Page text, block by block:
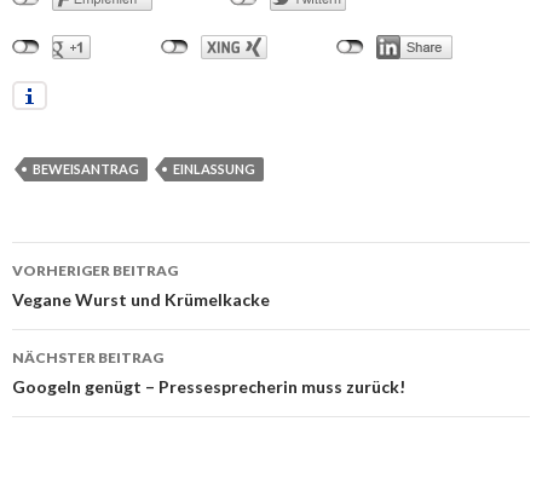
BEWEISANTRAG EINLASSUNG
Beitrags-
Navigation
VORHERIGER BEITRAG
Vegane Wurst und Krümelkacke
NÄCHSTER BEITRAG
Googeln genügt – Pressesprecherin muss zurück!